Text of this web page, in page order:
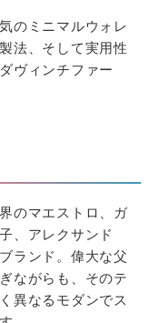
のミニマルウォレ
法、そして実用性
ヴィンチファー
のマエストロ、ガ
、アレクサンド
ランド。偉大な父
ながらも、そのテ
異なるモダンでス